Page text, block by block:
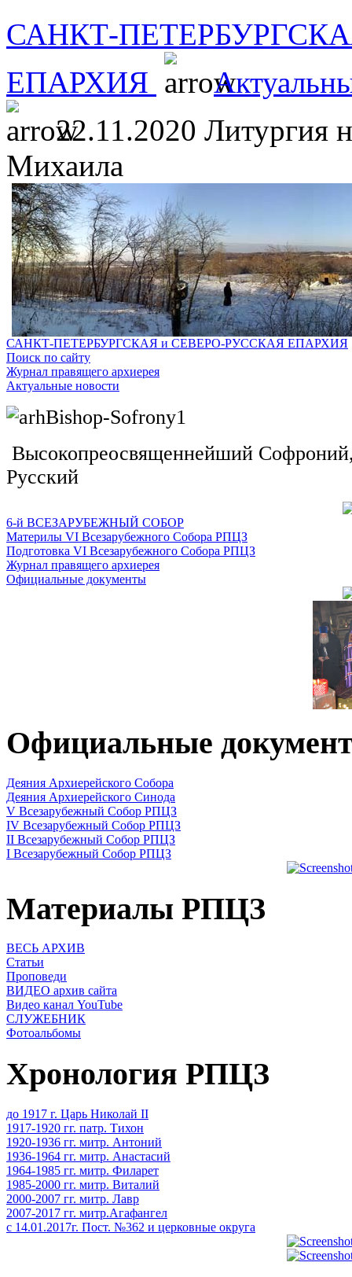
САНКТ-
ЕПАРХИЯ
22.11.2020 Литургия
Михаила
САНКТ-ПЕТЕРБУРГСКАЯ и СЕВЕРО-РУССКАЯ ЕПАРХИЯ
Поиск по сайту
Журнал правящего архиерея
Актуальные новости
Высокопреосвященнейший
Русский
6-й ВСЕЗАРУБЕЖНЫЙ СОБОР
Материлы VI Всезарубежного Собора РПЦЗ
Подготовка VI Всезарубежного Собора РПЦЗ
Журнал правящего архиерея
Официальные документы
Официальные
Деяния Архиерейского Собора
Деяния Архиерейского Синода
V Всезарубежный Собор РПЦЗ
IV Всезарубежный Собор РПЦЗ
II Всезарубежный Собор РПЦЗ
I Всезарубежный Собор РПЦЗ
Материалы РПЦЗ
ВЕСЬ АРХИВ
Статьи
Проповеди
ВИДЕО архив сайта
Видео канал YouTube
СЛУЖЕБНИК
Фотоальбомы
Хронология РПЦЗ
до 1917 г. Царь Николай II
1917-1920 гг. патр. Тихон
1920-1936 гг. митр. Антоний
1936-1964 гг. митр. Анастасий
1964-1985 гг. митр. Филарет
1985-2000 гг. митр. Виталий
2000-2007 гг. митр. Лавр
2007-2017 гг. митр.Агафангел
с 14.01.2017г. Пост. №362 и церковные округа